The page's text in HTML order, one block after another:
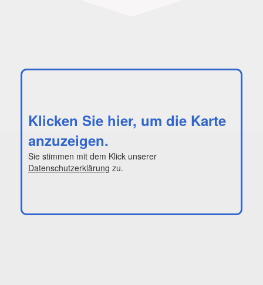
Klicken Sie hier, um die Karte
anzuzeigen.
Sie stimmen mit dem Klick unserer
Datenschutzerklärung zu.